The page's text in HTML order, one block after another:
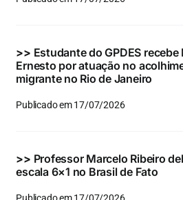
Eventos e Certificados
Buscar
para:
>> Estudante do GPDES recebe
Ernesto por atuação no
migrante no Rio de Janeiro
Publicado em 17/07/2026
>> Professor Marcelo Ribeiro
escala 6×1 no Brasil de Fato